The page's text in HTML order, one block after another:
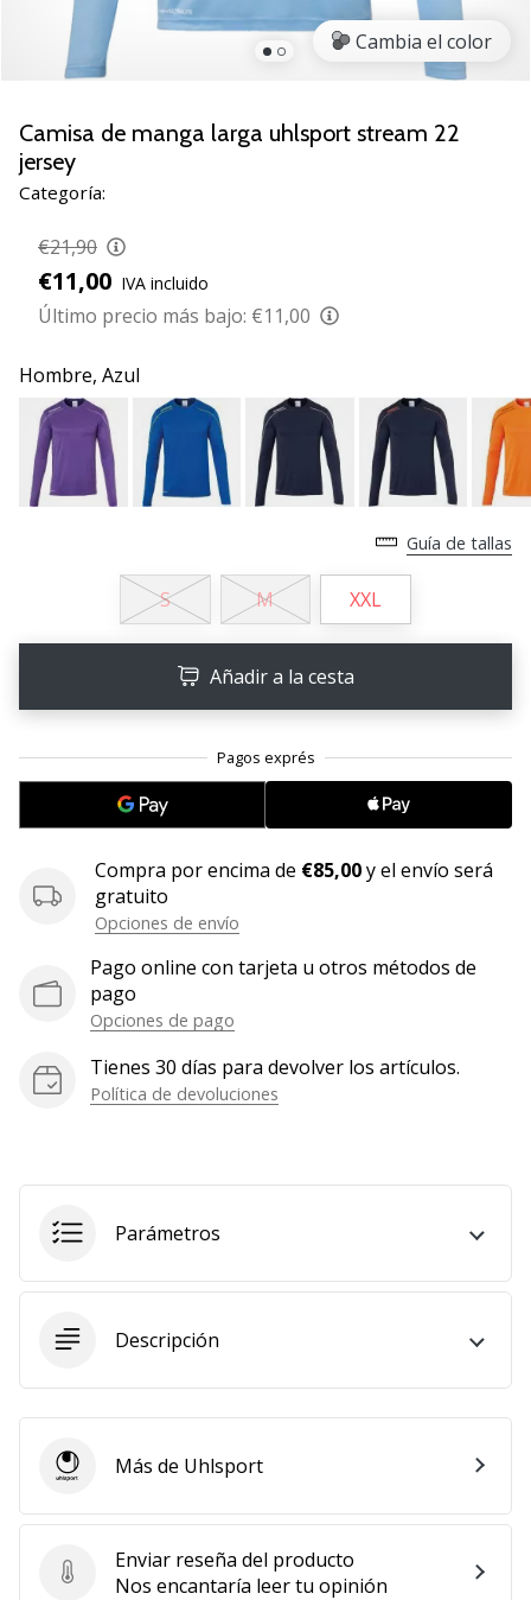
voleibol
Regalos
Navidad
para
jugadores
de
¡Nuestros
consejos
te
ayudarán
elegir
el
regalo
perfecto!
Encuentra…
2 min. de lectura
embajador
¿Te
consideras
un
¡Te
queremos
nuestro
equipo!
Mostrar
Cambia el color
Camisa de manga larga uhlsport stream 22
jersey
Categoría:
€21,90
€11,00 IVA incluido
Último precio más bajo: €11,00
Hombre, Azul
Guía de tallas
S M XXL
Añadir a la cesta
Compra por encima de €85,00y el envío será
gratuito
Opciones de envío
Pago online con tarjeta u otros métodos de
pago
Opciones de pago
Tienes 30 días para devolver los artículos.
Política de devoluciones
Parámetros
Descripción
Enviar reseña del producto
Enviar reseña del producto
Nos encantaría leer tu opinión
UhlsportMás de Uhlsport